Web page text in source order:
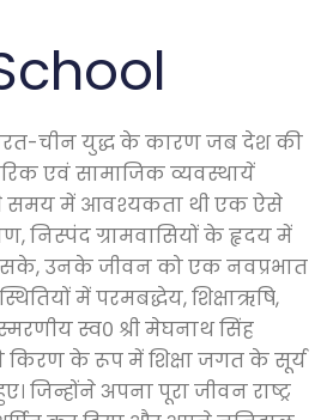
चीन युद्ध के कारण जब देश की
एवं सामाजिक व्यवस्थायें
समय में आवश्यकता थी एक ऐसे
निस्पंद ग्रामवासियों के हृदय में
उनके जीवन को एक नवप्रभात
में परमबद्धेय, शिक्षाऋषि,
स्मरणीय स्व० श्री मेघनाथ सिंह
किरण के रूप में शिक्षा जगत के सूर्य
जिन्होंने अपना पूरा जीवन राष्ट्र